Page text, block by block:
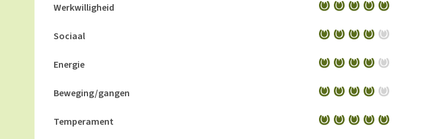
Werkwilligheid
Sociaal
Energie
Beweging/gangen
Temperament